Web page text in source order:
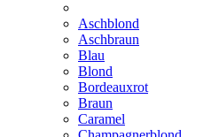
Aschblond
Aschbraun
Blau
Blond
Bordeauxrot
Braun
Caramel